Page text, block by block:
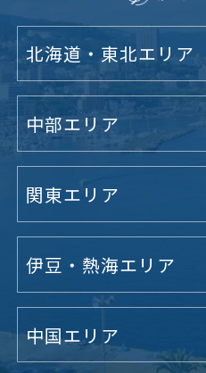
北海道・東北エリア
中部エリア
関東エリア
伊豆・熱海エリア
中国エリア